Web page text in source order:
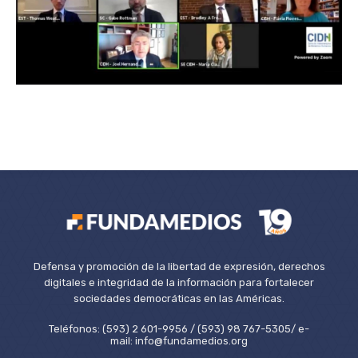
Defensa y promoción de la libertad de expresión, derechos
digitales e integridad de la información para fortalecer
sociedades democráticas en las Américas.
Teléfonos: (593) 2 601-9956 / (593) 98 767-5305/ e-
mail: info@fundamedios.org